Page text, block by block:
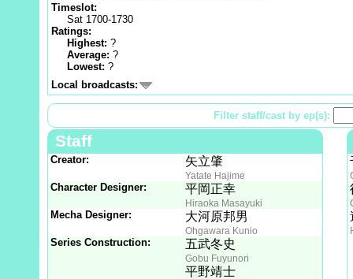
Timeslot:
Sat 1700-1730
Ratings:
Highest: ?
Average: ?
Lowest: ?
Local broadcasts:
Filter staff/cast by ep(s):
Staff
Creator: 矢立肇
Yatate Hajime
Character Designer: 平岡正幸
Hiraoka Masayuki
Mecha Designer: 大河原邦男
Ohgawara Kunio
Series Construction: 五武冬史
Gobu Fuyunori
平野靖士